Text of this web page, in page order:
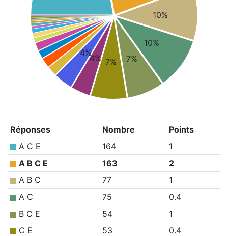
10%
10%
7%
7%
4%
4%
Réponses Nombre
Points
A C E
164
1
A B C E
163
2
A B C
77
1
A C
75
0.4
B C E
54
1
C E
53
0.4